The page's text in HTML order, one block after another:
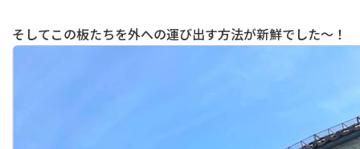
そしてこの板たちを外への運び出す方法が新鮮でした～！